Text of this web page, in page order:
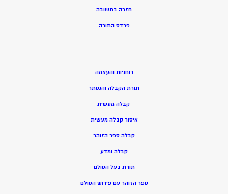
חזרה בתשובה
פרדס התורה
רוחניות והעצמה
תורת הקבלה והנסתר
קבלה מעשית
איסור קבלה מעשית
קבלה ספר הזוהר
קבלה ומדע
תורת בעל הסולם
ספר הזוהר עם פירוש הסולם